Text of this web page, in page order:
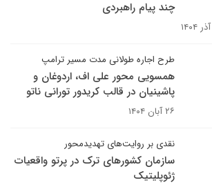
چند پیام راهبردی
طرح اجاره طولانی مدت مسیر ترامپ
همسویی محور علی اف، اردوغان و
پاشینیان در قالب کریدور تورانی ناتو
۲۶ آبان ۱۴۰۴
نقدی بر روایت‌های تهدیدمحور
سازمان کشورهای ترک در پرتو واقعیات
ژئوپلیتیک